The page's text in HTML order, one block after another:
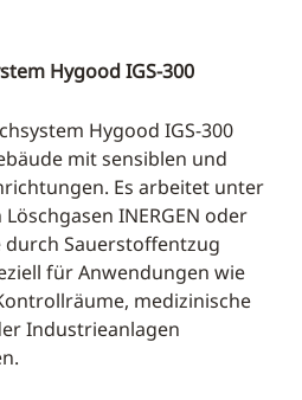
Hygood IGS-300
Hygood IGS-300
mit sensiblen und
Es arbeitet unter
INERGEN oder
durch Sauerstoffentzug
für Anwendungen wie
medizinische
Industrieanlagen